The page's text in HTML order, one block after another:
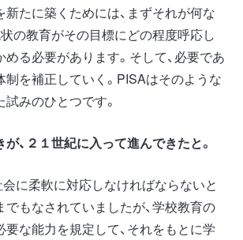
新たに築くためには、まずそれが何な
の教育がその目標にどの程度呼応し
る必要があります。そして、必要であ
を補正していく。PISAはそのような
みのひとつです。
、２１世紀に入って進んできたと。
に柔軟に対応しなければならないと
もなされていましたが、学校教育の
な能力を規定して、それをもとに学